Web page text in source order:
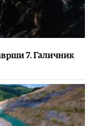
7. Галичник